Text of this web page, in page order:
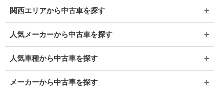
関西エリアから中古車を探す
人気メーカーから中古車を探す
人気車種から中古車を探す
メーカーから中古車を探す